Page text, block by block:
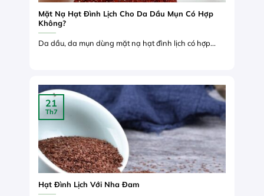
Mặt Nạ Hạt Đình Lịch Cho Da Dầu Mụn Có Hợp
Không?
Da dầu, da mụn dùng mặt nạ hạt đình lịch có hợp...
Hạt Đình Lịch Với Nha Đam
21
Th7